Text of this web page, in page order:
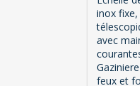
inox fixe,
avec
feux et